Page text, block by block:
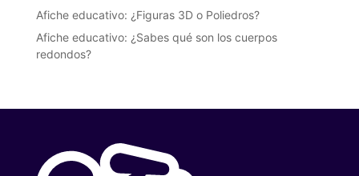
Afiche educativo: ¿Figuras 3D o Poliedros?
Afiche educativo: ¿Sabes qué son los cuerpos
redondos?